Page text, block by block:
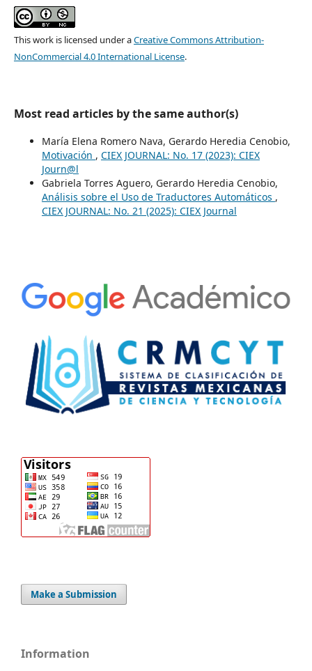
This work is licensed under aCreative Commons Attribution-
NonCommercial 4.0 International License.
Most read articles by the same author(s)
María Elena Romero Nava, Gerardo Heredia Cenobio,
Motivación , CIEX JOURNAL: No. 17 (2023): CIEX
Journ@l
Gabriela Torres Aguero, Gerardo Heredia Cenobio,
Análisis sobre el Uso de Traductores Automáticos ,
CIEX JOURNAL: No. 21 (2025): CIEX Journal
Make a Submission
Information